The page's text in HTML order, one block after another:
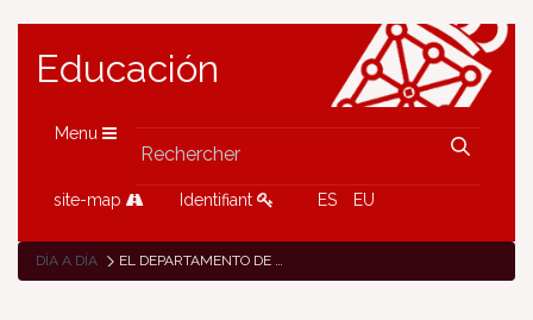
Educación
Menu
site-map Identifiant ES EU
DÍA A DÍA EL DEPARTAMENTO DE EDUCACIÓN SUMINISTRA 330 ORDENADORES PORTÁTILES PARA LA EDUCACIÓN PERMANENTE DE ADULTOS DE TODA NAVARRA